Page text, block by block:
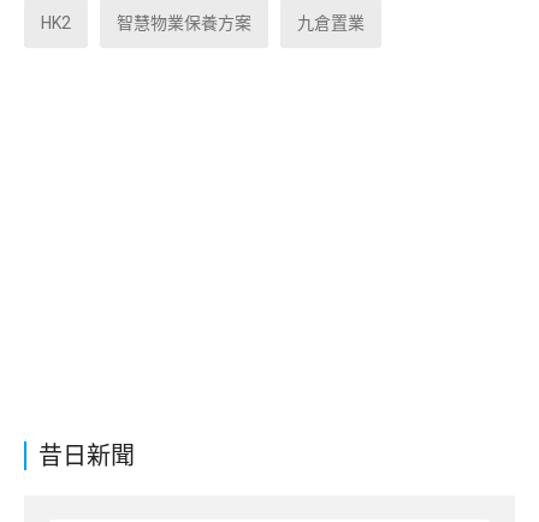
昔日新聞
HK2 智慧物業保養方案 九倉置業